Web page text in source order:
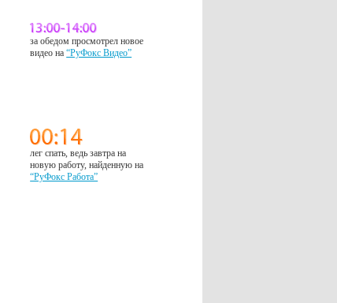
за обедом просмотрел новое
видео на“РуФокс Видео”
лег спать, ведь завтра на
новую работу, найденную на
“РуФокс Работа”